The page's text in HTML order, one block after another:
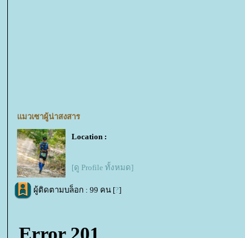
มวเซาผู้น่าสงสาร
Location :
[ดู Profile ทั้งหมด]
ผู้ติดตามบล็อก : 99 คน [?]